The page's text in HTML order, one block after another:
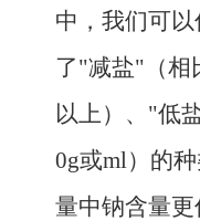
中，我们可
了"减盐"（相
以上）、"低
0g或ml）的
量中钠含量更